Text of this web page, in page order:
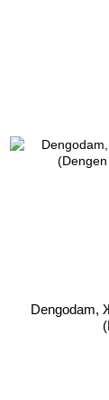
Dengodam,